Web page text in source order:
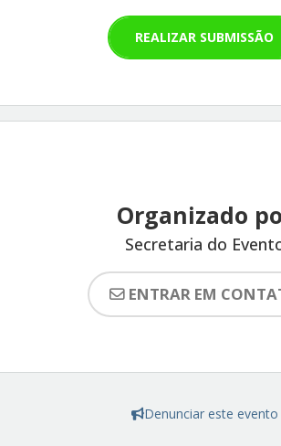
REALIZAR SUBMISSÃO
Organizado
Secretaria do
ENTRAR EM
Denunciar este evento